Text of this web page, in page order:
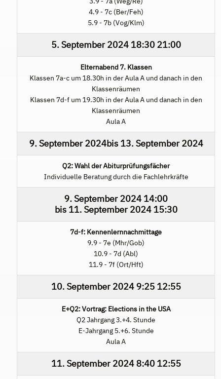
4.9 - 7c (Ber/Feh)
5.9 - 7b (Vog/Klm)
5. September 202418:30 21:00
Elternabend 7. Klassen
Klassen 7a-c um 18.30h in der Aula A und danach in den
Klassenräumen
Klassen 7d-f um 19.30h in der Aula A und danach in den
Klassenräumen
Aula A
9. September 2024bis 13. September 2024
Q2: Wahl der Abiturprüfungsfächer
Individuelle Beratung durch die Fachlehrkräfte
9. September 2024 14:00
bis 11. September 202415:30
7d-f: Kennenlernnachmittage
9.9 - 7e (Mhr/Gob)
10.9 - 7d (Abl)
11.9 - 7f (Ort/Hft)
10. September 20249:25 12:55
E+Q2: Vortrag: Elections in the USA
Q2 Jahrgang 3.+4. Stunde
E-Jahrgang 5.+6. Stunde
Aula A
11. September 20248:40 12:55